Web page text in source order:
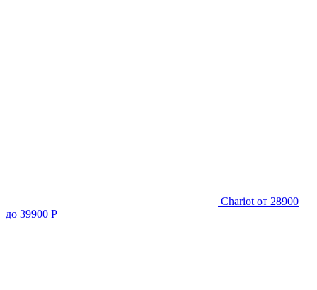
Chariot от 28900
до 39900 Р